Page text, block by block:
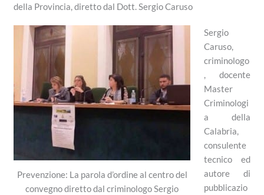
della Provincia, diretto dal Dott. Sergio Caruso
Prevenzione: La parola d’ordine al centro del
convegno diretto dal criminologo Sergio
Sergio
Caruso,
criminologo
, docente
Master
Criminologi
a della
Calabria,
consulente
tecnico ed
autore di
pubblicazio